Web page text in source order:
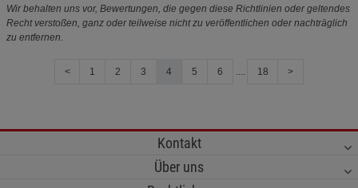
Wir behalten uns vor, Bewertungen, die gegen diese Richtlinien oder geltendes
Recht verstoßen, ganz oder teilweise nicht zu veröffentlichen oder nachträglich
zu entfernen.
< 1 2 3 4 5 6 .... 18 >
Kontakt
Über uns